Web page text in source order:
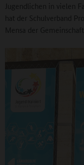
Jugendlichen in vielen
hat der Schulverband
Mensa der